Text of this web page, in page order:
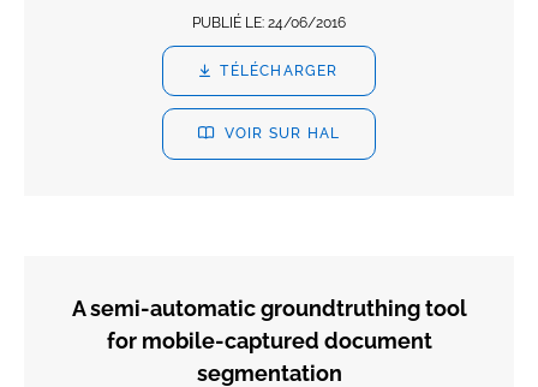
PUBLIÉ LE: 24/06/2016
TÉLÉCHARGER
VOIR SUR HAL
A semi-automatic groundtruthing tool
for mobile-captured document
segmentation